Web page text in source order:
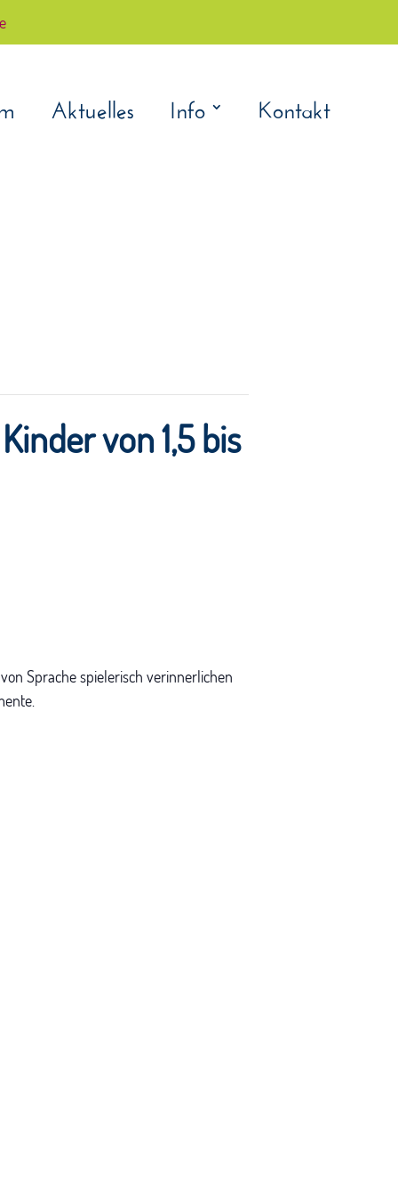
Aktuelles Info Kontakt
von 1,5 bis
Sprache spielerisch verinnerlichen